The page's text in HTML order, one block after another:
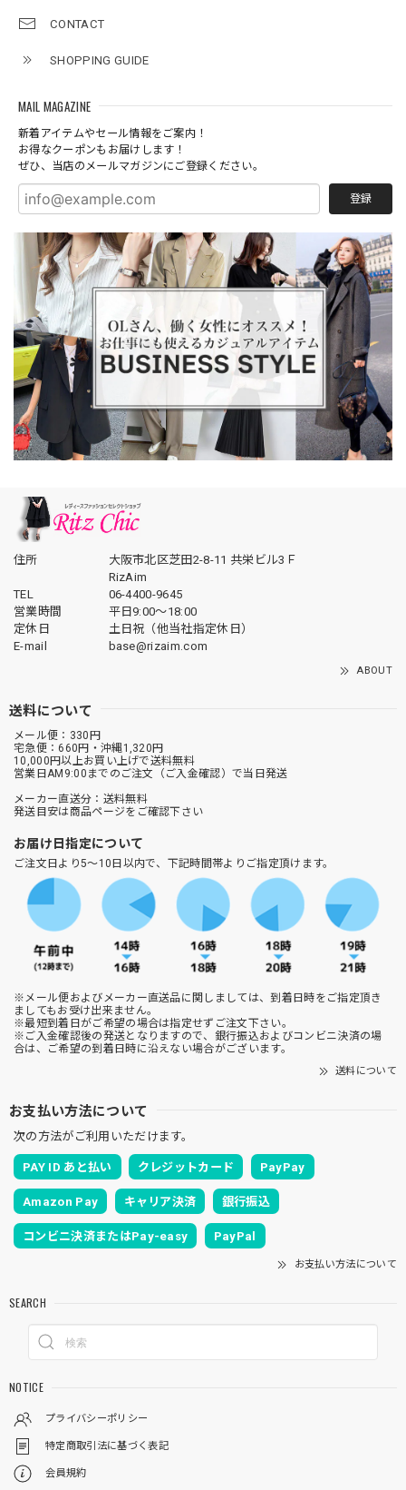
CONTACT
SHOPPING GUIDE
MAIL MAGAZINE
新着アイテムやセール情報をご案内！
お得なクーポンもお届けします！
ぜひ、当店のメールマガジンにご登録ください。
登録
住所
大阪市北区芝田2-8-11 共栄ビル3Ｆ
RizAim
TEL
06-4400-9645
営業時間
平日9:00～18:00
定休日
土日祝（他当社指定休日）
E-mail
base@rizaim.com
ABOUT
送料について
メール便：330円
宅急便：660円・沖縄1,320円
10,000円以上お買い上げで送料無料
営業日AM9:00までのご注文（ご入金確認）で当日発送
メーカー直送分：送料無料
発送目安は商品ページをご確認下さい
お届け日指定について
ご注文日より5～10日以内で、下記時間帯よりご指定頂けます。
※メール便およびメーカー直送品に関しましては、到着日時をご指定頂き
ましてもお受け出来ません。
※最短到着日がご希望の場合は指定せずご注文下さい。
※ご入金確認後の発送となりますので、銀行振込およびコンビニ決済の場
合は、ご希望の到着日時に沿えない場合がございます。
送料について
お支払い方法について
次の方法がご利用いただけます。
PAY ID あと払い クレジットカード PayPay
Amazon Pay キャリア決済 銀行振込
コンビニ決済またはPay-easy PayPal
お支払い方法について
SEARCH
NOTICE
プライバシーポリシー
特定商取引法に基づく表記
会員規約